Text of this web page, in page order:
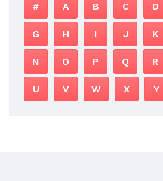
# A B C D
G H I J K
N O P Q R
U V W X Y